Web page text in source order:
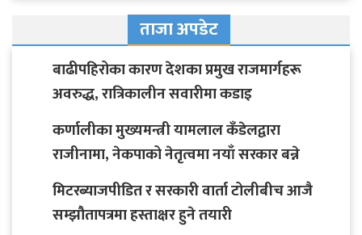
ताजा अपडेट
बाढीपहिरोका कारण देशका प्रमुख राजमार्गहरू
अवरुद्ध, रात्रिकालीन सवारीमा कडाइ
कर्णालीका मुख्यमन्त्री यामलाल कँडेलद्वारा
राजीनामा, नेकपाको नेतृत्वमा नयाँ सरकार बन्ने
मिटरब्याजपीडित र सरकारी वार्ता टोलीबीच आजै
सम्झौतापत्रमा हस्ताक्षर हुने तयारी